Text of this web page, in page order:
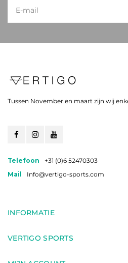
Tussen November en maart zijn wij
Telefoon
+31 (0)6 52470303
Mail
Info@vertigo-sports.com
INFORMATIE
VERTIGO SPORTS